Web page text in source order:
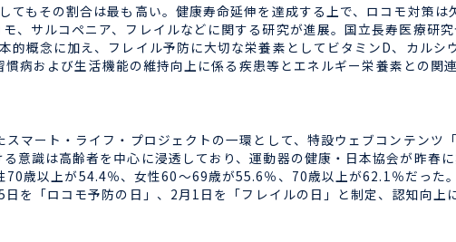
もその割合は最も高い。健康寿命延伸を達成する上で、ロコモ対策は
、サルコペニア、フレイルなどに関する研究が進展。国立長寿医療研
概念に加え、フレイル予防に大切な栄養素としてビタミンD、カルシ
病および生活機能の維持向上に係る疾患等とエネルギー栄養素との関
マート・ライフ・プロジェクトの一環として、特設ウェブコンテンツ
意識は高齢者を中心に浸透しており、運動器の健康・日本協会が昨春
歳以上が54.4％、女性60～69歳が55.6％、70歳以上が62.1％だった
を「ロコモ予防の日」、2月1日を「フレイルの日」と制定、認知向上